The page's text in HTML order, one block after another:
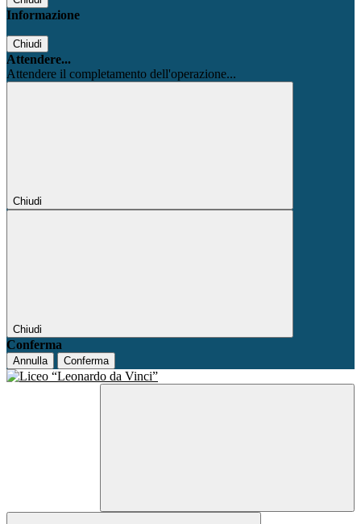
Informazione
Chiudi
Attendere...
Attendere il completamento dell'operazione...
Chiudi
Chiudi
Conferma
Annulla Conferma